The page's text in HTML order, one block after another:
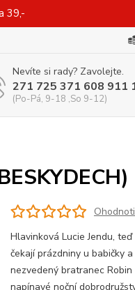
39,-
Nevíte si rady? Zavolejte.
271 725 371 608 911
(Po-Pá, 9-18 ,So 9-12)
Hlavinková Lucie Jendu,
čekají prázdniny u babičky
nezvedený bratranec
napínavé noční